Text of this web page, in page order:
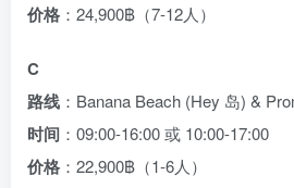
价格 ：24,900฿（7-12人）
C
路线 ：Banana Beach (Hey 岛) &
时间 ：09:00-16:00 或 10:00-17:00
价格 ：22,900฿（1-6人）